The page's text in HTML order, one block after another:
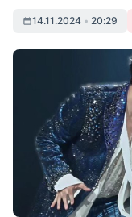
14.11.2024 • 20:29